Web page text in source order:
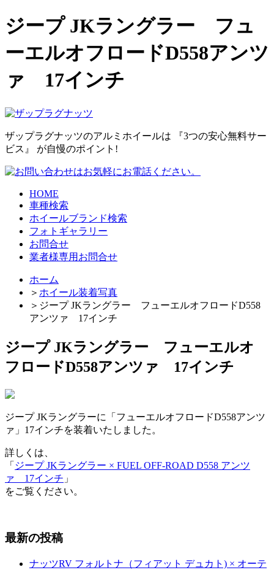
ジープ JKラングラー フュ
ーエルオフロードD558アンツ
ァ 17インチ
ザップラグナッツのアルミホイールは
『3つの安心無料サー
ビス』 が自慢のポイント!
HOME
車種検索
ホイールブランド検索
フォトギャラリー
お問合せ
業者様専用お問合せ
ホーム
＞ ホイール装着写真
＞ ジープ JKラングラー フューエルオフロードD558
アンツァ 17インチ
ジープ JKラングラー フューエルオ
フロードD558アンツァ 17インチ
ジープ JKラングラーに「フューエルオフロードD558アンツ
ァ」17インチを装着いたしました。
詳しくは、
「 ジープ JKラングラー × FUEL OFF-ROAD D558 アンツ
ァ 17インチ 」
をご覧ください。
最新の投稿
ナッツRV フォルトナ（フィアット デュカト) × オーテ